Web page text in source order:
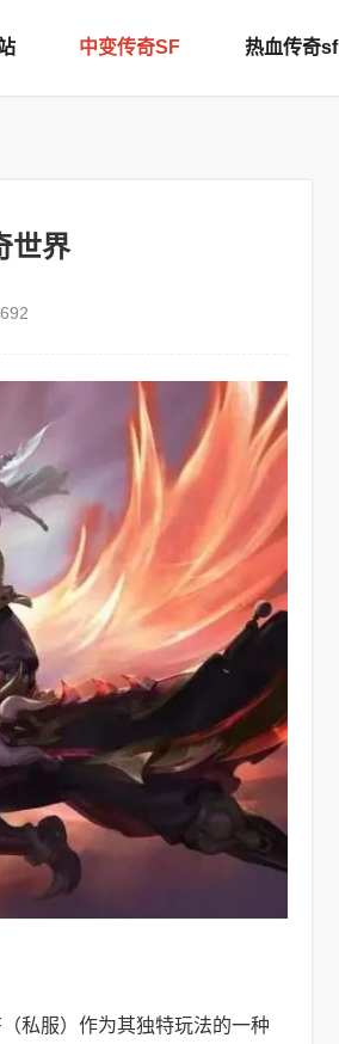
中变传奇SF 热血传奇sf
世界
私服）作为其独特玩法的一种